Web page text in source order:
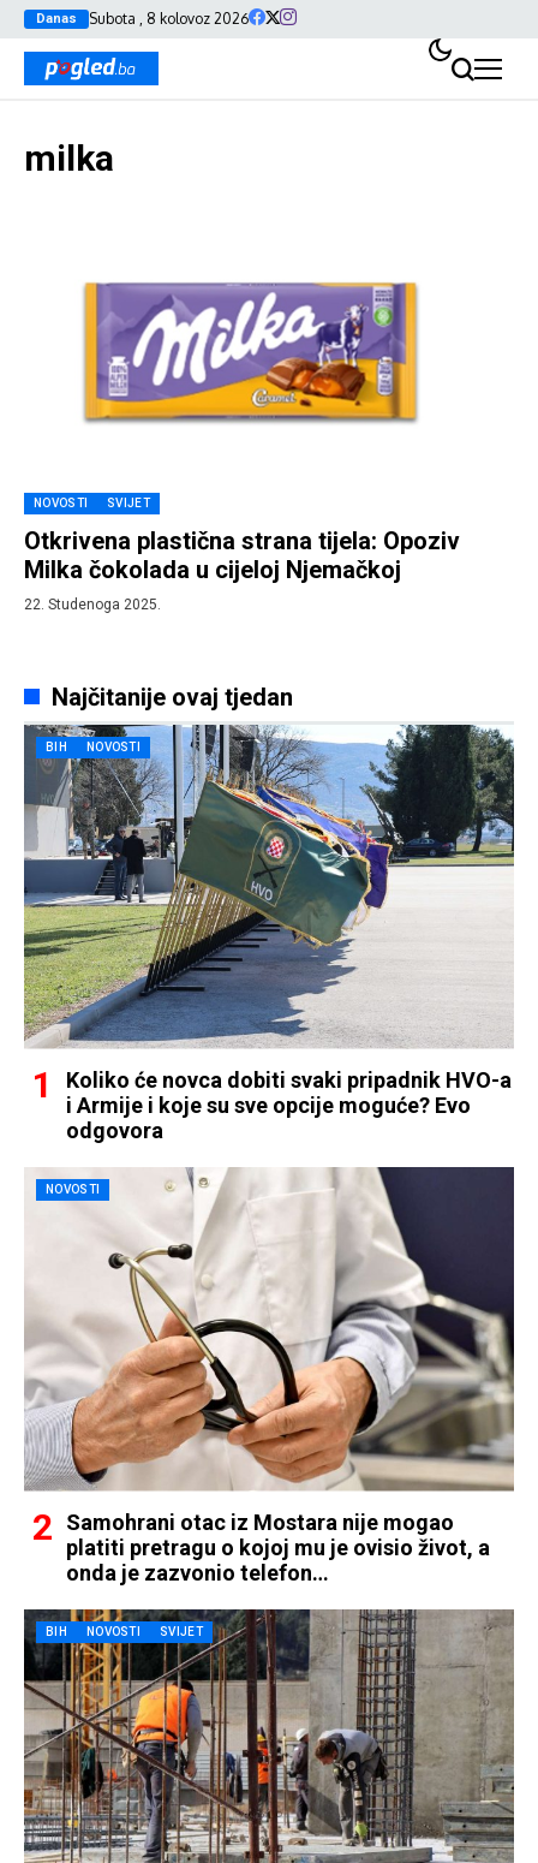
Danas Subota , 8 kolovoz 2026
milka
NOVOSTI SVIJET
Otkrivena plastična strana tijela: Opoziv
Milka čokolada u cijeloj Njemačkoj
22. Studenoga 2025.
Najčitanije ovaj tjedan
BIH NOVOSTI
Koliko će novca dobiti svaki pripadnik HVO-a
i Armije i koje su sve opcije moguće? Evo
odgovora
NOVOSTI
Samohrani otac iz Mostara nije mogao
platiti pretragu o kojoj mu je ovisio život, a
onda je zazvonio telefon…
BIH NOVOSTI SVIJET